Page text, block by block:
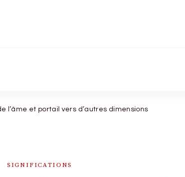
l’âme et portail vers d’autres dimensions
SIGNIFICATIONS